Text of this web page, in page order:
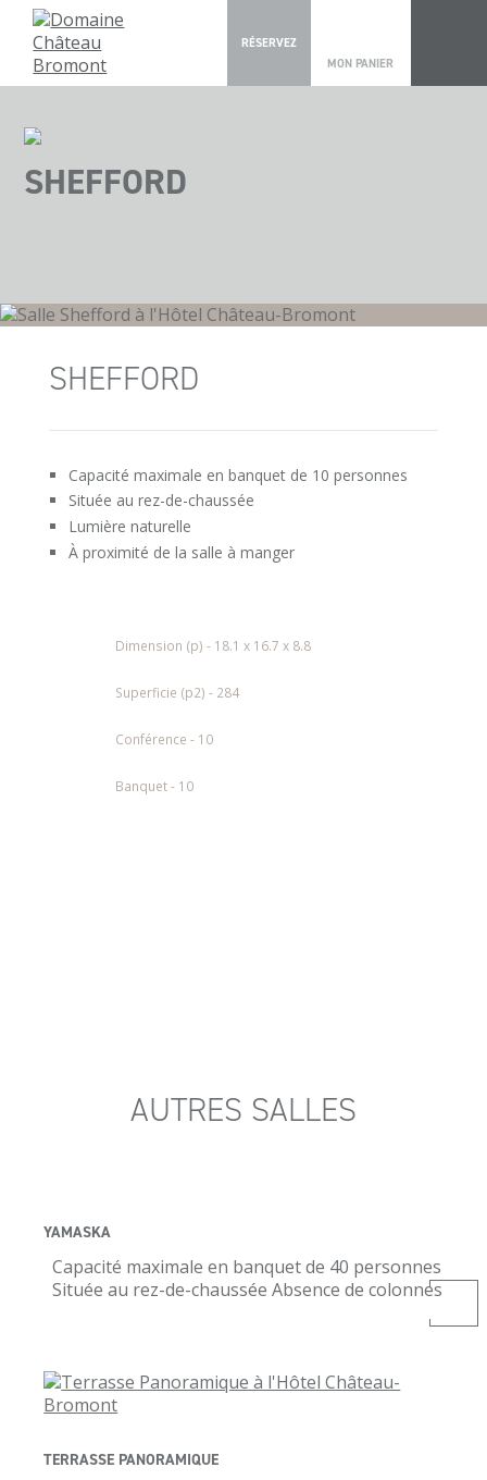
RÉSERVEZ
MON PANIER
SHEFFORD
SHEFFORD
Capacité maximale en banquet de 10 personnes
Située au rez-de-chaussée
Lumière naturelle
À proximité de la salle à manger
Dimension (p) - 18.1 x 16.7 x 8.8
Superficie (p2) - 284
Conférence - 10
Banquet - 10
AUTRES SALLES
YAMASKA
Capacité maximale en banquet de 40 personnes
Située au rez-de-chaussée Absence de colonnes
TERRASSE PANORAMIQUE